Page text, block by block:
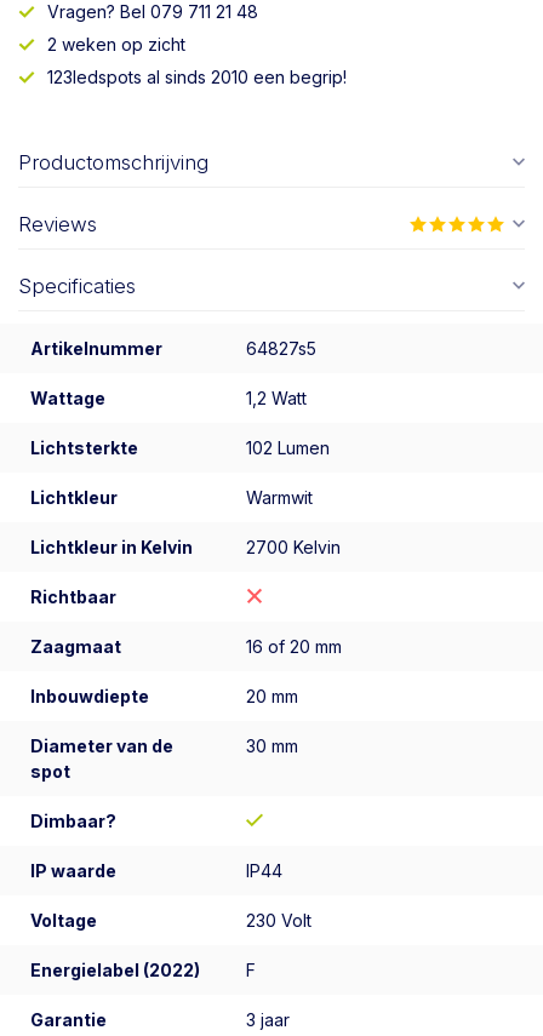
Vragen? Bel 079 711 21 48
2 weken op zicht
123ledspots al sinds 2010 een begrip!
Productomschrijving
Reviews
Specificaties
Artikelnummer 64827s5
Wattage 1,2 Watt
Lichtsterkte 102 Lumen
Lichtkleur Warmwit
Lichtkleur in Kelvin 2700 Kelvin
Richtbaar
Zaagmaat 16 of 20 mm
Inbouwdiepte 20 mm
Diameter van de
spot
30 mm
Dimbaar?
IP waarde IP44
Voltage 230 Volt
Energielabel (2022) F
Garantie 3 jaar